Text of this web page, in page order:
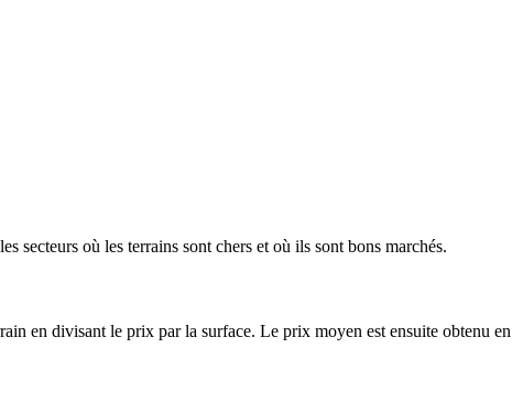
secteurs où les terrains sont chers et où ils sont bons marchés.
en divisant le prix par la surface. Le prix moyen est ensuite obtenu en